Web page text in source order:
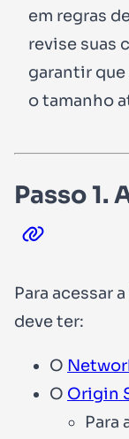
em regras
revise suas
garantir
o tamanho
Passo 1.
Para acessar
deve ter:
O
O Origin
Para